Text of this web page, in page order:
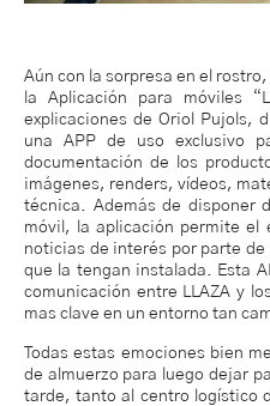
Aún con la sorpresa en el
la Aplicación para móviles
explicaciones de Oriol Pujols,
una APP de uso exclusivo
documentación de los
imágenes, renders, vídeos,
técnica. Además de disponer
móvil, la aplicación permite el
noticias de interés por parte de
que la tengan instalada. Esta
comunicación entre LLAZA y
mas clave en un entorno tan
Todas estas emociones bien
de almuerzo para luego dejar
tarde, tanto al centro logístico